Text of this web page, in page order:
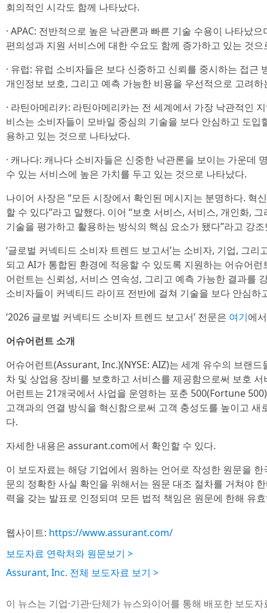
회의적인 시각도 함께 나타났다.
· APAC: 전반적으로 높은 낙관론과 빠른 기술 수용이 나타났
편의성과 지원 서비스에 대한 수요도 함께 증가하고 있는 것으
· 유럽: 유럽 소비자들은 보다 신중하고 신뢰를 중시하는 접근
개인정보 보호, 그리고 예측 가능한 비용을 우선적으로 고려
· 라틴아메리카: 라틴아메리카는 전 세계에서 가장 낙관적인
비스는 소비자들이 모바일 중심의 기술을 보다 안심하고 도입
용하고 있는 것으로 나타났다.
· 캐나다: 캐나다 소비자들은 신중한 낙관론을 보이는 가운데
수 있는 서비스에 높은 가치를 두고 있는 것으로 나타났다.
나이어 사장은 “모든 시장에서 확인된 메시지는 분명하다. 혁
할 수 있다”라고 말했다. 이어 “보호 서비스, 서비스, 개인화,
기술을 평가하고 활용하는 방식의 핵심 요소가 됐다”라고 강
‘글로벌 커넥티드 소비자 트렌드 보고서’는 소비자, 기업, 그
되고 AI가 통합된 환경에 적응할 수 있도록 지원하는 어슈어
어런트는 신뢰성, 서비스 연속성, 그리고 예측 가능한 결과를
소비자들이 커넥티드 라이프 전반에 걸쳐 기술을 보다 안심하
‘2026 글로벌 커넥티드 소비자 트렌드 보고서’ 전문은 여기에
어슈어런트 소개
어슈어런트(Assurant, Inc.)(NYSE: AIZ)는 세계 유수의 브랜
차 및 상업용 장비를 보호하고 서비스를 제공함으로써 보호
어런트는 21개국에서 사업을 운영하는 포춘 500(Fortune
고객과의 연결 방식을 혁신함으로써 고객 충성도를 높이고
다.
자세한 내용은 assurant.com에서 확인할 수 있다.
이 보도자료는 해당 기업에서 원하는 언어로 작성한 원문을
문의 정확한 사실 확인을 위해서는 원문 대조 절차를 거쳐야
력을 갖는 발표로 인정되며 모든 법적 책임은 원문에 한해 유
웹사이트: https://www.assurant.com/
보도자료 연락처와 원문보기 >
Assurant, Inc. 전체 보도자료 보기 >
이 뉴스는 기업·기관·단체가 뉴스와이어를 통해 배포한 보도